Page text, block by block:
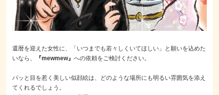
還暦を迎えた女性に、「いつまでも若々しくいてほしい」と願いを込めた
いなら、
『mewmew』への依頼をご検討ください。
パッと目を惹く美しい似顔絵は、どのような場所にも明るい雰囲気を添え
てくれるでしょう。